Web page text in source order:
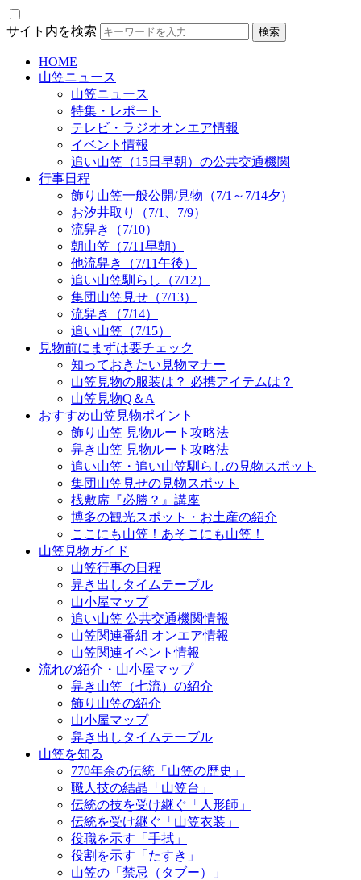
サイト内を検索
HOME
山笠ニュース
山笠ニュース
特集・レポート
テレビ・ラジオオンエア情報
イベント情報
追い山笠（15日早朝）の公共交通機関
行事日程
飾り山笠一般公開/見物（7/1～7/14夕）
お汐井取り（7/1、7/9）
流舁き（7/10）
朝山笠（7/11早朝）
他流舁き（7/11午後）
追い山笠馴らし（7/12）
集団山笠見せ（7/13）
流舁き（7/14）
追い山笠（7/15）
見物前にまずは要チェック
知っておきたい見物マナー
山笠見物の服装は？ 必携アイテムは？
山笠見物Q＆A
おすすめ山笠見物ポイント
飾り山笠 見物ルート攻略法
舁き山笠 見物ルート攻略法
追い山笠・追い山笠馴らしの見物スポット
集団山笠見せの見物スポット
桟敷席『必勝？』講座
博多の観光スポット・お土産の紹介
ここにも山笠！あそこにも山笠！
山笠見物ガイド
山笠行事の日程
舁き出しタイムテーブル
山小屋マップ
追い山笠 公共交通機関情報
山笠関連番組 オンエア情報
山笠関連イベント情報
流れの紹介・山小屋マップ
舁き山笠（七流）の紹介
飾り山笠の紹介
山小屋マップ
舁き出しタイムテーブル
山笠を知る
770年余の伝統「山笠の歴史」
職人技の結晶「山笠台」
伝統の技を受け継ぐ「人形師」
伝統を受け継ぐ「山笠衣装」
役職を示す「手拭」
役割を示す「たすき」
山笠の「禁忌（タブー）」